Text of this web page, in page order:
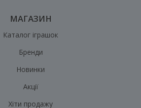
МАГАЗИН
Каталог іграшок
Бренди
Новинки
Акції
Хіти продажу